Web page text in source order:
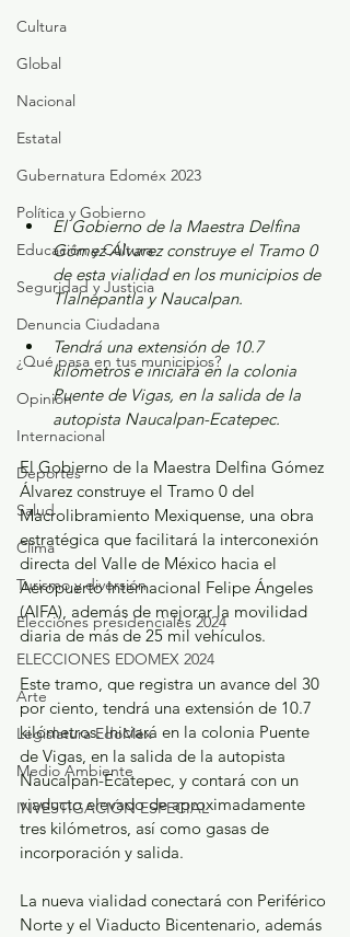
Cultura
Global
Nacional
Estatal
Gubernatura Edoméx 2023
Política y Gobierno
Educación y Cultura
Seguridad y Justicia
Denuncia Ciudadana
¿Qué pasa en tus municipios?
Opinión
Internacional
Deportes
Salud
Clima
Turismo y diversión
Elecciones presidenciales 2024
ELECCIONES EDOMEX 2024
Arte
Legislatura EdoMéx
Medio Ambiente
INVESTIGACIÓN ESPECIAL
El Gobierno de la Maestra Delfina
Gómez Álvarez construye el Tramo 0
de esta vialidad en los municipios de
Tlalnepantla y Naucalpan.
Tendrá una extensión de 10.7
kilómetros e iniciará en la colonia
Puente de Vigas, en la salida de la
autopista Naucalpan-Ecatepec.
El Gobierno de la Maestra Delfina Gómez
Álvarez construye el Tramo 0 del
Macrolibramiento Mexiquense, una obra
estratégica que facilitará la interconexión
directa del Valle de México hacia el
Aeropuerto Internacional Felipe Ángeles
(AIFA), además de mejorar la movilidad
diaria de más de 25 mil vehículos.
Este tramo, que registra un avance del 30
por ciento, tendrá una extensión de 10.7
kilómetros. Iniciará en la colonia Puente
de Vigas, en la salida de la autopista
Naucalpan-Ecatepec, y contará con un
viaducto elevado de aproximadamente
tres kilómetros, así como gasas de
incorporación y salida.
La nueva vialidad conectará con Periférico
Norte y el Viaducto Bicentenario, además